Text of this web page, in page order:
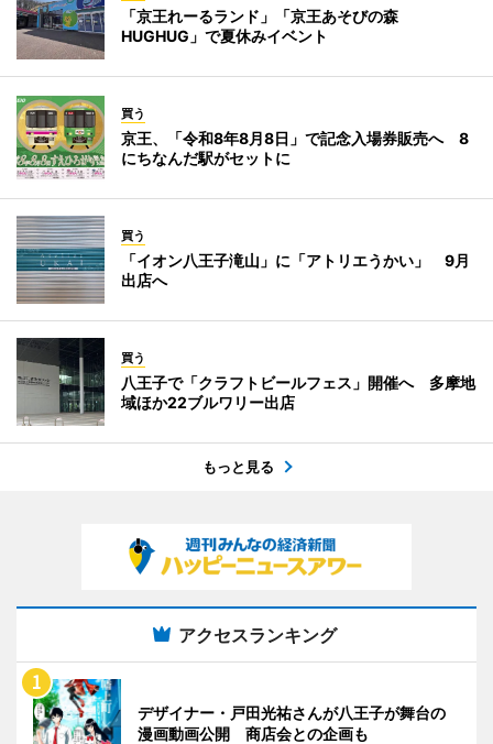
「京王れーるランド」「京王あそびの森
HUGHUG」で夏休みイベント
買う
京王、「令和8年8月8日」で記念入場券販売へ 8
にちなんだ駅がセットに
買う
「イオン八王子滝山」に「アトリエうかい」 9月
出店へ
買う
八王子で「クラフトビールフェス」開催へ 多摩地
域ほか22ブルワリー出店
もっと見る
アクセスランキング
デザイナー・戸田光祐さんが八王子が舞台の
漫画動画公開 商店会との企画も